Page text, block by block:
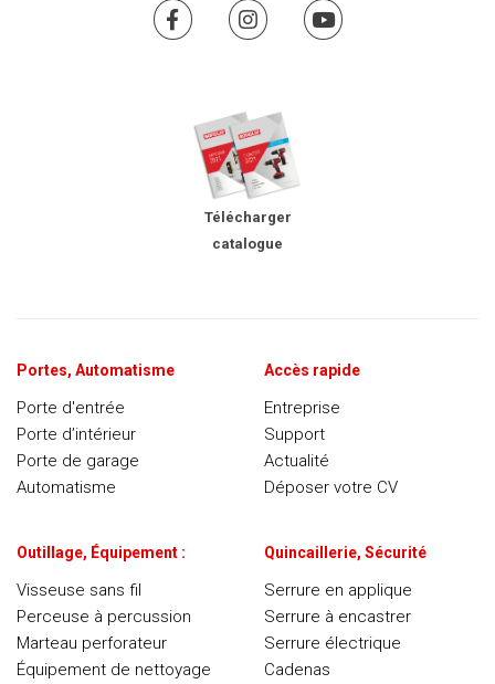
Télécharger
catalogue
Portes, Automatisme
Porte d'entrée
Porte d’intérieur
Porte de garage
Automatisme
Accès rapide
Entreprise
Support
Actualité
Déposer votre CV
Outillage, Équipement :
Visseuse sans fil
Perceuse à percussion
Marteau perforateur
Équipement de nettoyage
Quincaillerie, Sécurité
Serrure en applique
Serrure à encastrer
Serrure électrique
Cadenas